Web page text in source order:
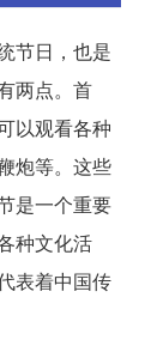
节日，也是
两点。首
以观看各种
炮等。这些
是一个重要
种文化活
表着中国传